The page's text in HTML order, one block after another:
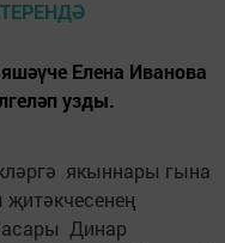
Елена Иванова
узды.
якыннары гына
Динар